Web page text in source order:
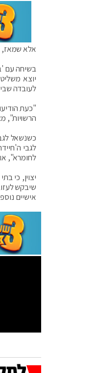
אלא שמאז, מ-0 נדבקים ליום, החל שוב הגרף לטפס ומזה כשבועיים נע בין 200 ל-250 מאומתים
בשיחה עם
יוצא
לעובדה
"כעת
הרשויות",
כשנשאל
לגבי
לחומרא",
שיבקש
אישיים